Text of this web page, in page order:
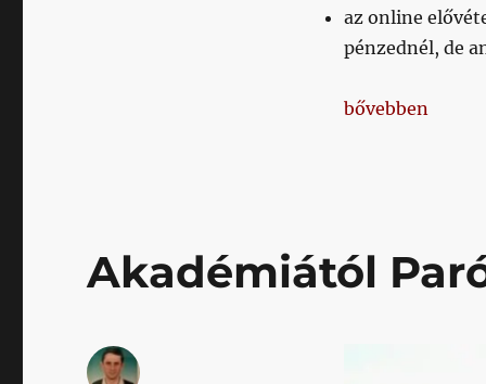
az online
pénzednél, de
„Napikispest
bővebben
Akadémiától